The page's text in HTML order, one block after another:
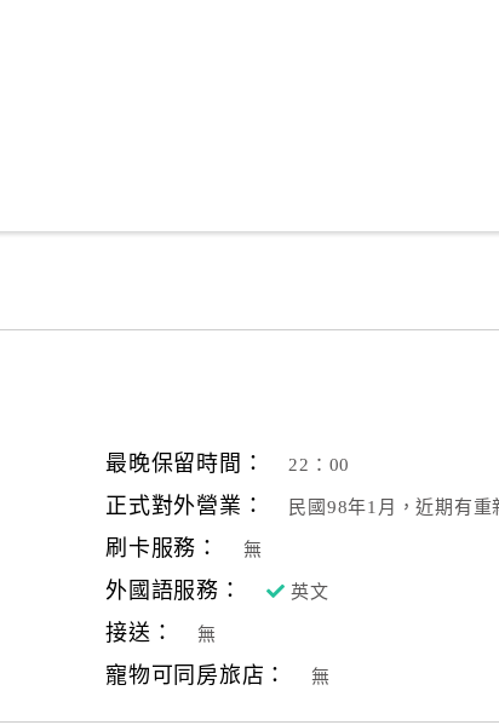
最晚保留時間： 22：00
正式對外營業： 民國98年1月，近期有
刷卡服務： 無
外國語服務： 英文
接送： 無
寵物可同房旅店： 無